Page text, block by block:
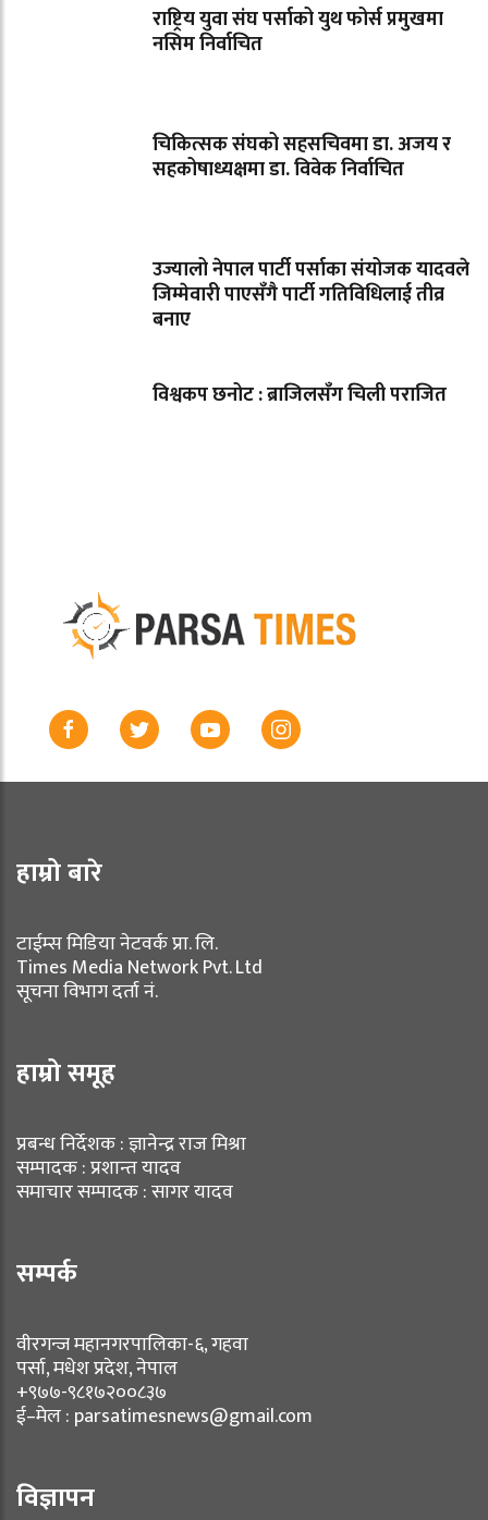
राष्ट्रिय युवा संघ पर्साको युथ फोर्स प्रमुखमा
नसिम निर्वाचित
चिकित्सक संघको सहसचिवमा डा. अजय र
सहकोषाध्यक्षमा डा. विवेक निर्वाचित
उज्यालो नेपाल पार्टी पर्साका संयोजक यादवले
जिम्मेवारी पाएसँगै पार्टी गतिविधिलाई तीव्र
बनाए
विश्वकप छनोट : ब्राजिलसँग चिली पराजित
हाम्रो बारे
टाईम्स मिडिया नेटवर्क प्रा. लि.
Times Media Network Pvt. Ltd
सूचना विभाग दर्ता नं.
हाम्रो समूह
प्रबन्ध निर्देशक : ज्ञानेन्द्र राज मिश्रा
सम्पादक : प्रशान्त यादव
समाचार सम्पादक : सागर यादव
सम्पर्क
वीरगन्ज महानगरपालिका-६, गहवा
पर्सा, मधेश प्रदेश, नेपाल
+९७७-९८१७२००८३७
ई–मेल : parsatimesnews@gmail.com
विज्ञापन